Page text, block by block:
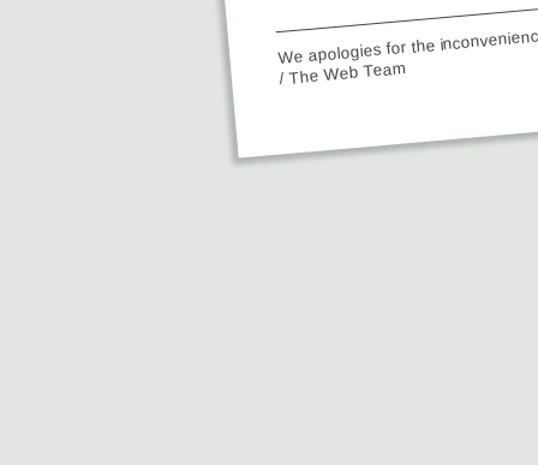
We apologies for the
/ The Web Team